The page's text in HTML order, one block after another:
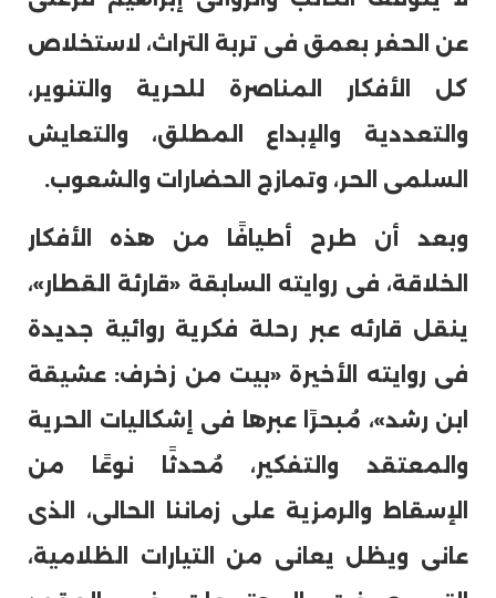
عن الحفر بعمق فى تربة التراث، لاستخلاص
كل الأفكار المناصرة للحرية والتنوير،
والتعددية والإبداع المطلق، والتعايش
السلمى الحر، وتمازج الحضارات والشعوب.
وبعد أن طرح أطيافًا من هذه الأفكار
الخلاقة، فى روايته السابقة «قارئة القطار»،
ينقل قارئه عبر رحلة فكرية روائية جديدة
فى روايته الأخيرة «بيت من زخرف: عشيقة
ابن رشد»، مُبحرًا عبرها فى إشكاليات الحرية
والمعتقد والتفكير، مُحدثًا نوعًا من
الإسقاط والرمزية على زماننا الحالى، الذى
عانى ويظل يعانى من التيارات الظلامية،